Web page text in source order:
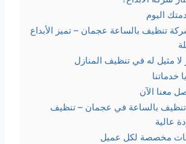
اليوم
تنظيف بالساعة عجمان – تميز الأبداع
لا مثيل له في تنظيف المنازل
خدماتنا
معنا الآن
بالساعة في عجمان – تنظيف
عالية
مخصصة لكل عميل